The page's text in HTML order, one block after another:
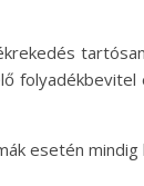
esetén mindig